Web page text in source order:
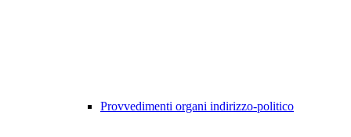
Provvedimenti organi indirizzo-politico